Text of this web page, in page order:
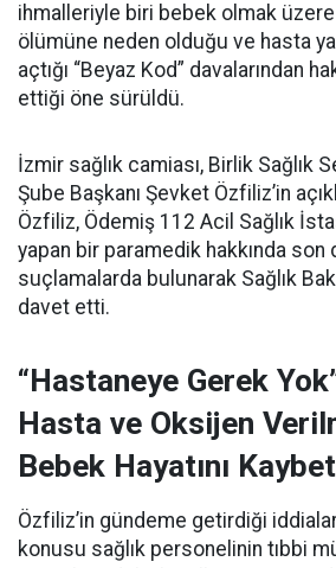
ihmalleriyle biri bebek olmak üzere
ölümüne neden olduğu ve hasta
açtığı “Beyaz Kod” davalarından
ettiği öne sürüldü.
İzmir sağlık camiası, Birlik Sağlık
Şube Başkanı Şevket Özfiliz’in
Özfiliz, Ödemiş 112 Acil Sağlık
yapan bir paramedik hakkında son
suçlamalarda bulunarak Sağlık
davet etti.
“Hastaneye Gerek
Hasta ve Oksijen
Bebek Hayatını
Özfiliz’in gündeme getirdiği
konusu sağlık personelinin tıbbi